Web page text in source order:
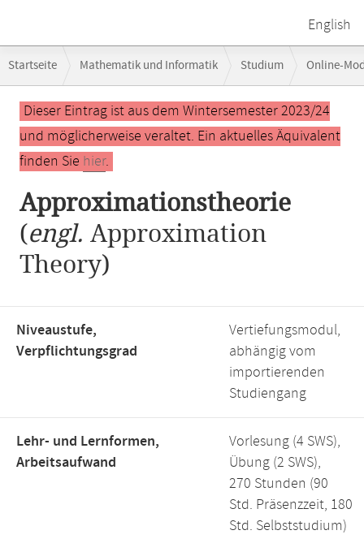
English
Navigation
Startseite Mathematik und Informatik Studium Online-
Hauptinhalt
Dieser Eintrag ist aus dem Wintersemester 2023/24
und möglicherweise veraltet. Ein aktuelles Äquivalent
finden Sie hier.
Approximationstheorie
(engl. Approximation
Theory)
Niveaustufe,
Verpflichtungsgrad
Vertiefungsmodul,
abhängig vom
importierenden
Studiengang
Lehr- und Lernformen,
Arbeitsaufwand
Vorlesung (4 SWS),
Übung (2 SWS),
270 Stunden (90
Std. Präsenzzeit, 180
Std. Selbststudium)